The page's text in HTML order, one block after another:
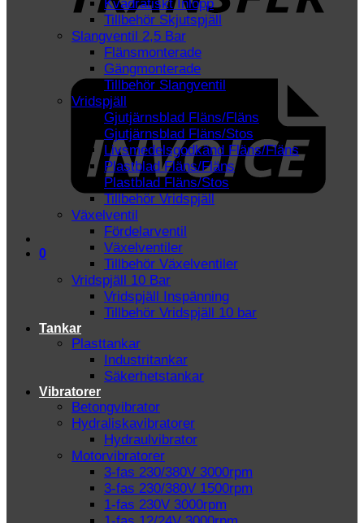
0
Kvadratiskt Inlopp
Tillbehör Skjutspjäll
Slangventil 2,5 Bar
Flänsmonterade
Gängmonterade
Tillbehör Slangventil
Vridspjäll
Gjutjärnsblad Fläns/Fläns
Gjutjärnsblad Fläns/Stos
Livsmedelsgodkänd Fläns/Fläns
Plastblad Fläns/Fläns
Plastblad Fläns/Stos
Tillbehör Vridspjäll
Växelventil
Fördelarventil
Växelventiler
Tillbehör Växelventiler
Vridspjäll 10 Bar
Vridspjäll Inspänning
Tillbehör Vridspjäll 10 bar
Tankar
Plasttankar
Industritankar
Säkerhetstankar
Vibratorer
Betongvibrator
Hydraliskavibratorer
Hydraulvibrator
Motorvibratorer
3-fas 230/380V 3000rpm
3-fas 230/380V 1500rpm
1-fas 230V 3000rpm